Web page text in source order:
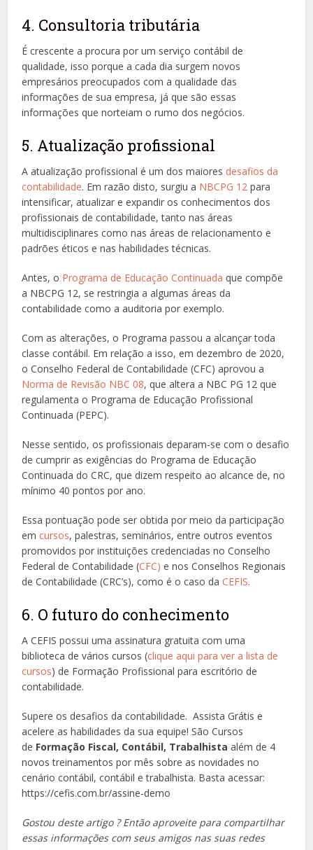
4. Consultoria tributária
É crescente a procura por um serviço contábil de
qualidade, isso porque a cada dia surgem novos
empresários preocupados com a qualidade das
informações de sua empresa, já que são essas
informações que norteiam o rumo dos negócios.
5. Atualização profissional
A atualização profissional é um dos maiores desafios da
contabilidade. Em razão disto, surgiu a NBCPG 12 para
intensificar, atualizar e expandir os conhecimentos dos
profissionais de contabilidade, tanto nas áreas
multidisciplinares como nas áreas de relacionamento e
padrões éticos e nas habilidades técnicas.
Antes, o Programa de Educação Continuada que compõe
a NBCPG 12, se restringia a algumas áreas da
contabilidade como a auditoria por exemplo.
Com as alterações, o Programa passou a alcançar toda
classe contábil. Em relação a isso, em dezembro de 2020,
o Conselho Federal de Contabilidade (CFC) aprovou a
Norma de Revisão NBC 08, que altera a NBC PG 12 que
regulamenta o Programa de Educação Profissional
Continuada (PEPC).
Nesse sentido, os profissionais deparam-se com o desafio
de cumprir as exigências do Programa de Educação
Continuada do CRC, que dizem respeito ao alcance de, no
mínimo 40 pontos por ano.
Essa pontuação pode ser obtida por meio da participação
emcursos, palestras, seminários, entre outros eventos
promovidos por instituições credenciadas no Conselho
Federal de Contabilidade (CFC) e nos Conselhos Regionais
de Contabilidade (CRC’s), como é o caso daCEFIS.
6. O futuro do conhecimento
A CEFIS possui uma assinatura gratuita com uma
biblioteca de vários cursos (clique aqui para ver a lista de
cursos) de Formação Profissional para escritório de
contabilidade.
Supere os desafios da contabilidade. Assista Grátis e
acelere as habilidades da sua equipe! São Cursos
de Formação Fiscal, Contábil, Trabalhista além de 4
novos treinamentos por mês sobre as novidades no
cenário contábil, contábil e trabalhista. Basta acessar:
https://cefis.com.br/assine-demo
Gostou deste artigo ? Então aproveite para compartilhar
essas informações com seus amigos nas suas redes